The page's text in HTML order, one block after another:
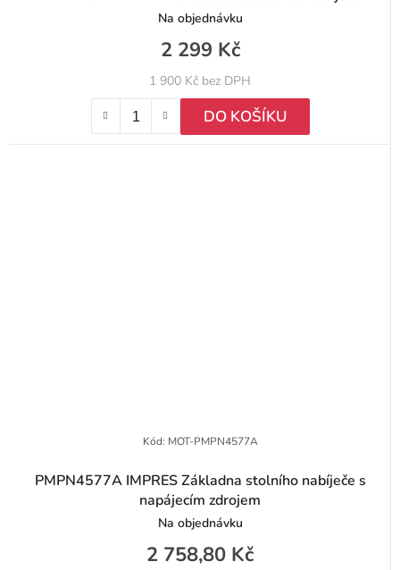
Na objednávku
1 900 Kč bez DPH
2 299 Kč
DO KOŠÍKU
PMPN4577A IMPRES Základna stolního nabíječe s
napájecím zdrojem
Na objednávku
2 758,80 Kč
Kód: MOT-PMPN4577A